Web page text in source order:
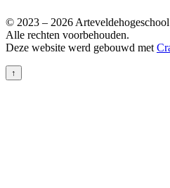
© 2023 – 2026
Alle rechten voorbehouden.
Deze website werd gebouwd met
↑